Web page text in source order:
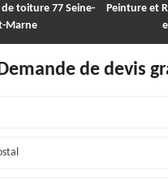
Peinture et Ravalement 77
de devis